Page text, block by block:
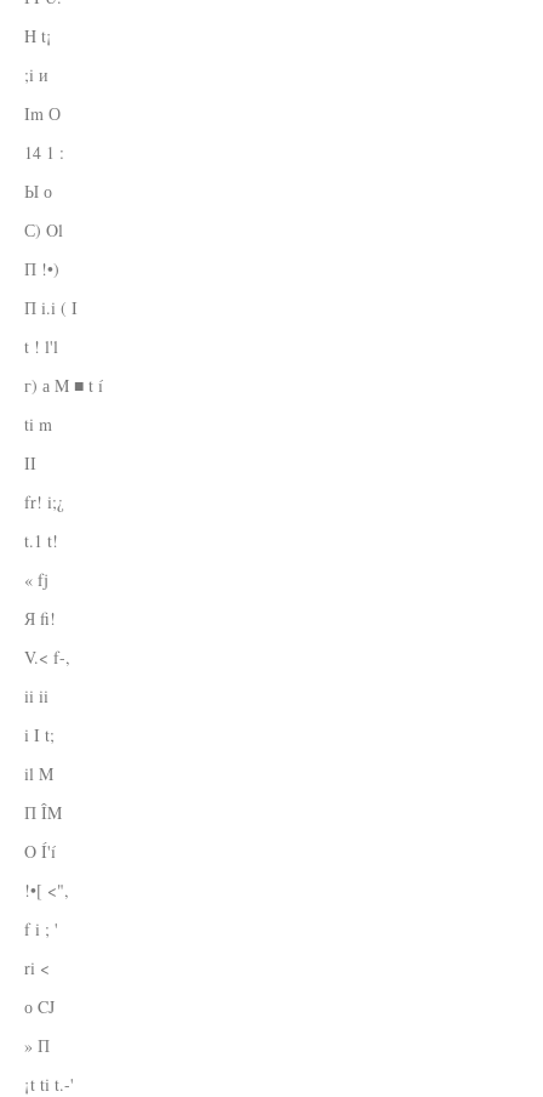
H t¡
;i и
Im О
14 1 :
Ы о
С) Ol
П !•)
П i.i ( I
t ! l'l
г) а M ■ t í
ti m
II
fr! i;¿
t.1 t!
« fj
Я fi!
V.< f-,
ii ii
i I t;
il M
П ÎM
O Í'í
!•[ <",
f i ; '
ri <
о CJ
» П
¡t ti t.-'